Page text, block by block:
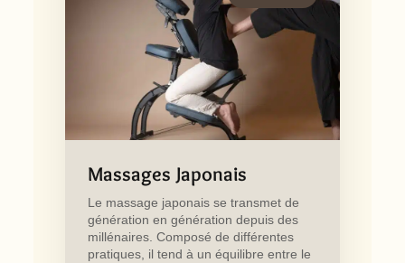
Massages Japonais
Le massage japonais se transmet de
génération en génération depuis des
millénaires. Composé de différentes
pratiques, il tend à un équilibre entre le